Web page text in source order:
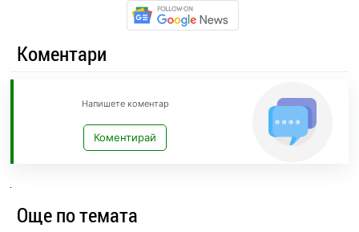
Коментари
Напишете коментар
Коментирай
Още по темата